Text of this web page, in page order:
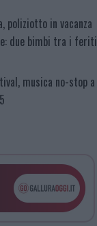
poliziotto in vacanza
due bimbi tra i feriti
musica no-stop a